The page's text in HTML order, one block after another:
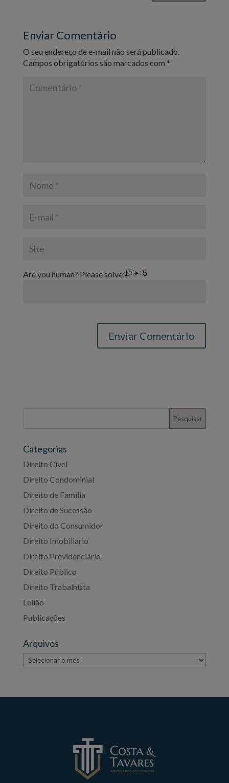
Enviar Comentário
O seu endereço de e-mail não será publicado.
Campos obrigatórios são marcados com *
Are you human? Please solve:
Categorias
Direito Cível
Direito Condominial
Direito de Família
Direito de Sucessão
Direito do Consumidor
Direito Imobiliario
Direito Previdenciário
Direito Público
Direito Trabalhista
Leilão
Publicações
Arquivos
Arquivos